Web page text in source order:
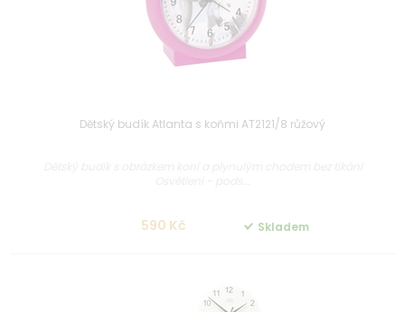
Dětský budík Atlanta s koňmi AT2121/8 růžový
590 Kč Skladem